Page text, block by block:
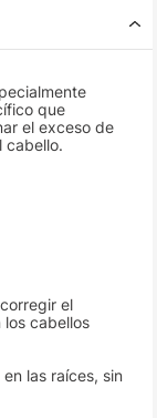
que
el exceso de
cabello.
el
cabellos
las raíces, sin